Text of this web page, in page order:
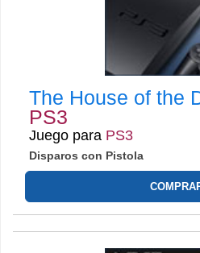
The House of the
PS3
Juego para PS3
Disparos con Pistola